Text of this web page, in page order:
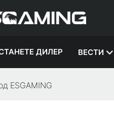
ДИЛЕР ВЕСТИ
ESGAMING